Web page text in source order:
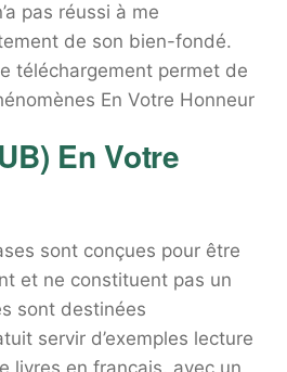
pas réussi à me
de son bien-fondé.
téléchargement permet de
En Votre Honneur
En Votre
sont conçues pour être
et ne constituent pas un
sont destinées
servir d’exemples lecture
livres en français, avec un